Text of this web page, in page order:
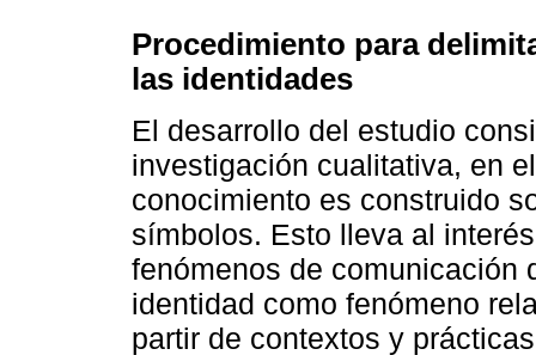
Procedimiento para
las identidades
El desarrollo del estudio
investigación cualitativa, en
conocimiento es construido
símbolos. Esto lleva al
fenómenos de comunicación
identidad como fenómeno
partir de contextos y